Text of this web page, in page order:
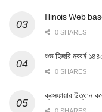
Illinois Web
0 SHARES
শুভ হিজরি নববর্ষ
0 SHARES
ক্রসফায়ার উত্থান